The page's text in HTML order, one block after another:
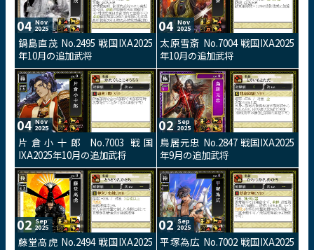
04 Nov
2025
鍋島直茂 No.2495 戦国IXA2025
年10月の追加武将
04 Nov
2025
太原雪斎 No.7004 戦国IXA2025
年10月の追加武将
04 Nov
2025
片倉小十郎 No.7003 戦国
IXA2025年10月の追加武将
02 Sep
2025
鳥居元忠 No.2847 戦国IXA2025
年9月の追加武将
02 Sep
2025
藤堂高虎 No.2494 戦国IXA2025
02 Sep
2025
平塚為広 No.7002 戦国IXA2025